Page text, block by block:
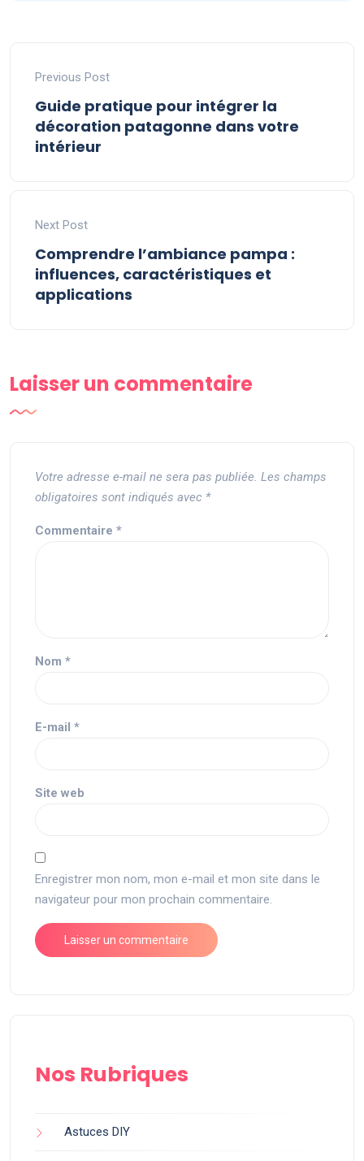
Previous Post
Guide pratique pour intégrer la
décoration patagonne dans votre
intérieur
Next Post
Comprendre l’ambiance pampa :
influences, caractéristiques et
applications
Laisser un commentaire
Votre adresse e-mail ne sera pas publiée. Les champs
obligatoires sont indiqués avec *
Commentaire *
Nom *
E-mail *
Site web
Enregistrer mon nom, mon e-mail et mon site dans le
navigateur pour mon prochain commentaire.
Nos Rubriques
Astuces DIY